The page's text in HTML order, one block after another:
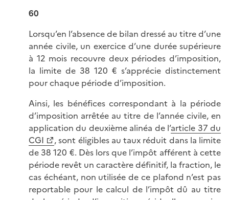
60
Lorsqu’en l’absence de bilan dressé au titre d’une
année civile, un exercice d’une durée supérieure
à 12 mois recouvre deux périodes d’imposition,
la limite de 38 120 € s’apprécie distinctement
pour chaque période d’imposition.
Ainsi, les bénéfices correspondant à la période
d’imposition arrêtée au titre de l’année civile, en
application du deuxième alinéa de l’article 37 du
CGI
, sont éligibles au taux réduit dans la limite
de 38 120 €. Dès lors que l’impôt afférent à cette
période revêt un caractère définitif, la fraction, le
cas échéant, non utilisée de ce plafond n’est pas
reportable pour le calcul de l’impôt dû au titre